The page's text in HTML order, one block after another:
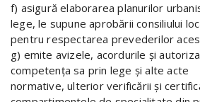
f) asigură elaborarea planurilor
lege, le supune aprobării consiliului
pentru respectarea prevederilor
g) emite avizele, acordurile şi
competenţa sa prin lege şi alte acte
normative, ulterior verificării şi